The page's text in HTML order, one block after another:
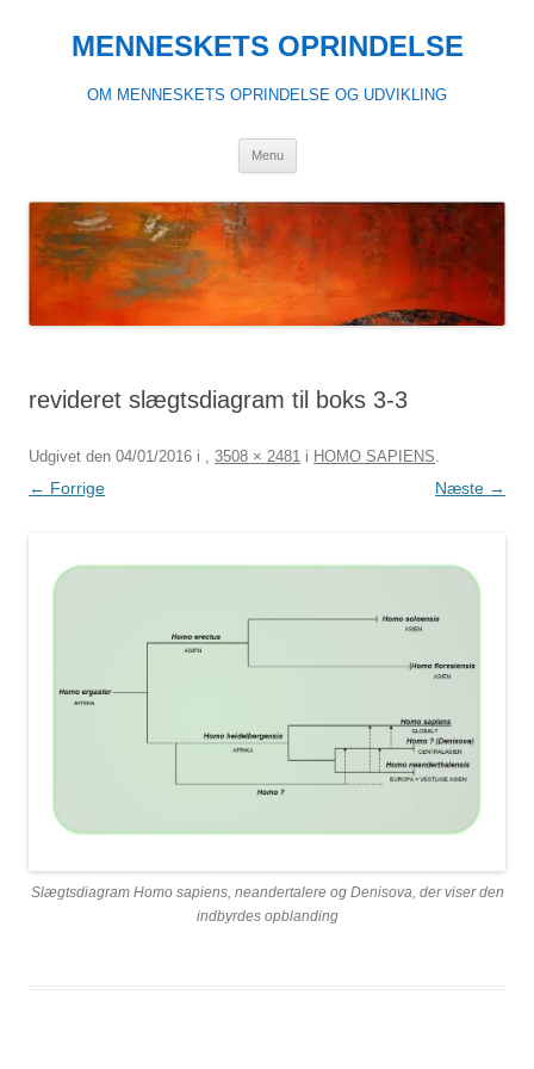
indholdMENNESKETS OPRINDELSE
OM MENNESKETS OPRINDELSE OG UDVIKLING
Menu
revideret slægtsdiagram til boks 3-3
Udgivet den 04/01/2016 i 3508 × 2481 i HOMO SAPIENS
← Forrige Næste →
Slægtsdiagram Homo sapiens, neandertalere og Denisova, der viser den
indbyrdes opblanding